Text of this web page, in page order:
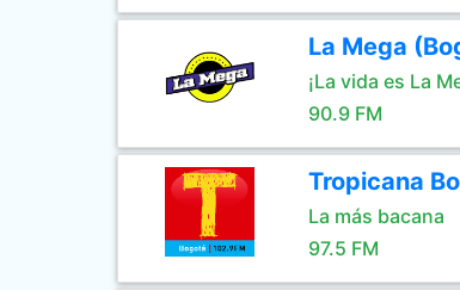
La Mega
¡La vida es La
90.9 FM
Tropicana
La más bacana
97.5 FM